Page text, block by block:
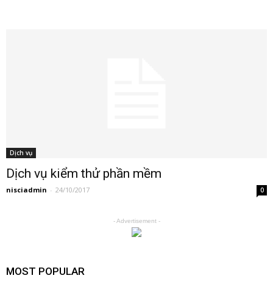
Dịch vụ
Dịch vụ kiểm thử phần mềm
nisciadmin - 24/10/2017 0
- Advertisement -
MOST POPULAR